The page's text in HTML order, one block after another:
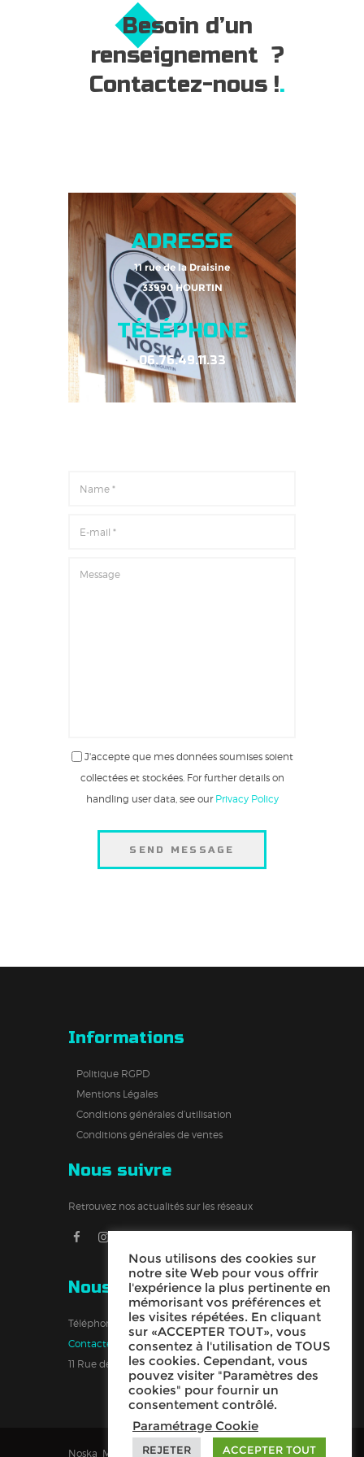
Besoin d’un
renseignement ?
Contactez-nous !
ADRESSE
11 rue de la Draisine
33990 HOURTIN
TÉLÉPHONE
06.76.49.11.33
J'accepte que mes données soumises soient
collectées et stockées. For further details on
handling user data, see our Privacy Policy
SEND MESSAGE
Informations
Politique RGPD
Mentions Légales
Conditions générales d’utilisation
Conditions générales de ventes
Nous suivre
Retrouvez nos actualités sur les réseaux
Nous contacter
Téléphone:
06.76.49.11.33
Contactez-nous
11 Rue de la Draisine 33990 Hourtin
Noska Made_in_Hourtin © 2026 Tous Droits
Nous utilisons des cookies sur
notre site Web pour vous offrir
l'expérience la plus pertinente en
mémorisant vos préférences et
les visites répétées. En cliquant
sur «ACCEPTER TOUT», vous
consentez à l'utilisation de TOUS
les cookies. Cependant, vous
pouvez visiter "Paramètres des
cookies" pour fournir un
consentement contrôlé.
Paramétrage Cookie
REJETER ACCEPTER TOUT